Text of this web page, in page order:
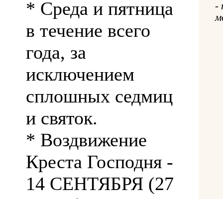
* Среда и пятница
в течение всего
года, за
исключением
сплошных седмиц
и святок.
* Воздвижение
Креста Господня -
14 СЕНТЯБРЯ (27
-